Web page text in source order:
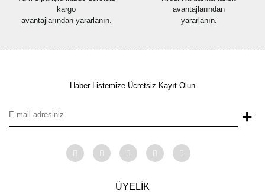
kargo
avantajlarından yararlanın.
avantajlarından
yararlanın.
Haber Listemize Ücretsiz Kayıt Olun
+
ÜYELİK